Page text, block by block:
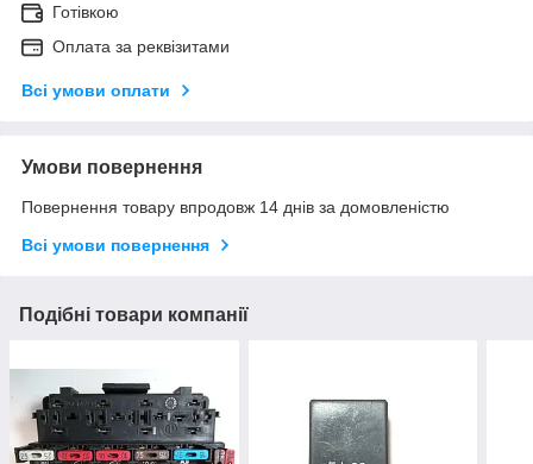
Готівкою
Оплата за реквізитами
Всі умови оплати
Умови повернення
Повернення товару впродовж 14 днів за домовленістю
Всі умови повернення
Подібні товари компанії